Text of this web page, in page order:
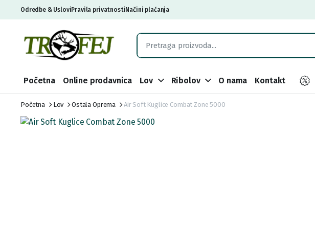
Odredbe & UsloviPravila privatnostiNačini plaćanja
Početna Online prodavnica Lov Ribolov O nama Kontakt
Početna Lov Ostala Oprema Air Soft Kuglice Combat Zone 5000